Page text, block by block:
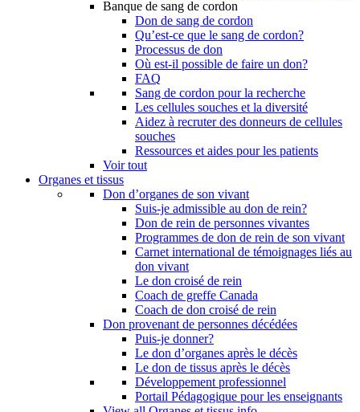
Banque de sang de cordon
Don de sang de cordon
Qu’est-ce que le sang de cordon?
Processus de don
Où est-il possible de faire un don?
FAQ
Sang de cordon pour la recherche
Les cellules souches et la diversité
Aidez à recruter des donneurs de cellules
souches
Ressources et aides pour les patients
Voir tout
Organes et tissus
Don d’organes de son vivant
Suis-je admissible au don de rein?
Don de rein de personnes vivantes
Programmes de don de rein de son vivant
Carnet international de témoignages liés au
don vivant
Le don croisé de rein
Coach de greffe Canada
Coach de don croisé de rein
Don provenant de personnes décédées
Puis-je donner?
Le don d’organes après le décès
Le don de tissus après le décès
Développement professionnel
Portail Pédagogique pour les enseignants